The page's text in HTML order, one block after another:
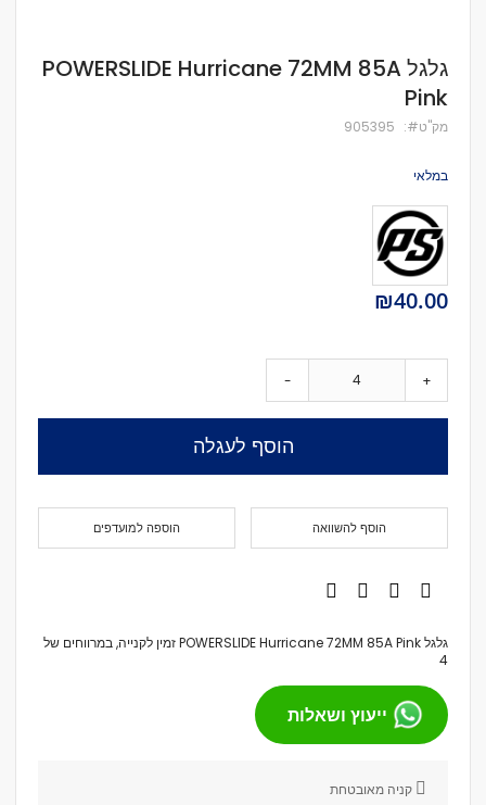
לדלג
להתחלה
של
תמונות
גלגל POWERSLIDE Hurricane 72MM 85A
Pink
מק''ט 905395
במלאי
₪40.00
- +
הוסף לעגלה
הוספה למועדפים הוסף להשוואה
גלגל POWERSLIDE Hurricane 72MM 85A Pink זמין לקנייה, במרווחים של
4
ייעוץ ושאלות
קניה מאובטחת